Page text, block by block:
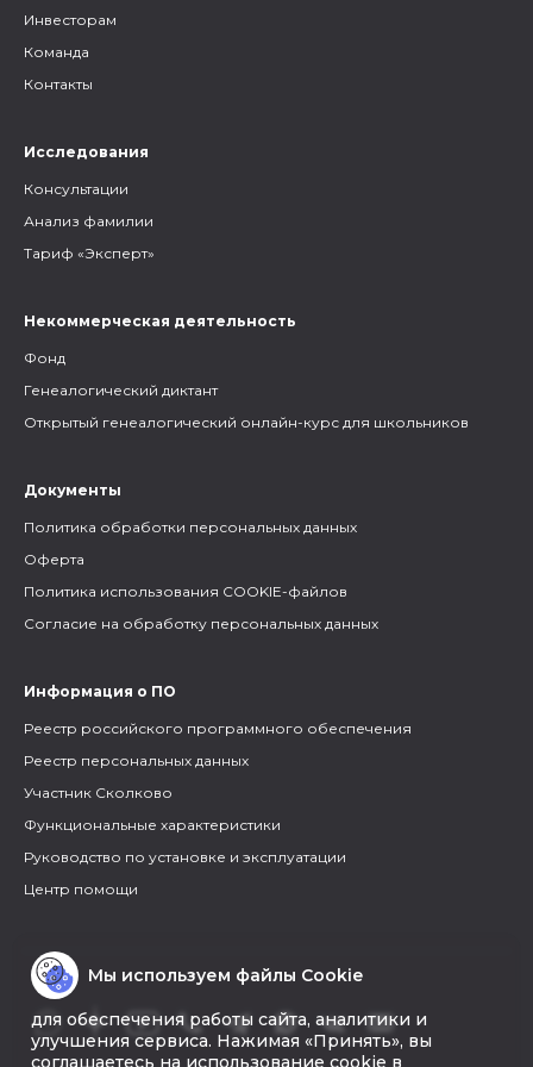
Инвесторам
Команда
Контакты
Исследования
Консультации
Анализ фамилии
Тариф «Эксперт»
Некоммерческая деятельность
Фонд
Генеалогический диктант
Открытый генеалогический онлайн-курс для школьников
Документы
Политика обработки персональных данных
Оферта
Политика использования COOKIE-файлов
Согласие на обработку персональных данных
Информация о ПО
Реестр российского программного обеспечения
Реестр персональных данных
Участник Сколково
Функциональные характеристики
Руководство по установке и эксплуатации
Центр помощи
Мы используем файлы Cookie
для обеспечения работы сайта, аналитики и
улучшения сервиса. Нажимая «Принять», вы
соглашаетесь на использование cookie в